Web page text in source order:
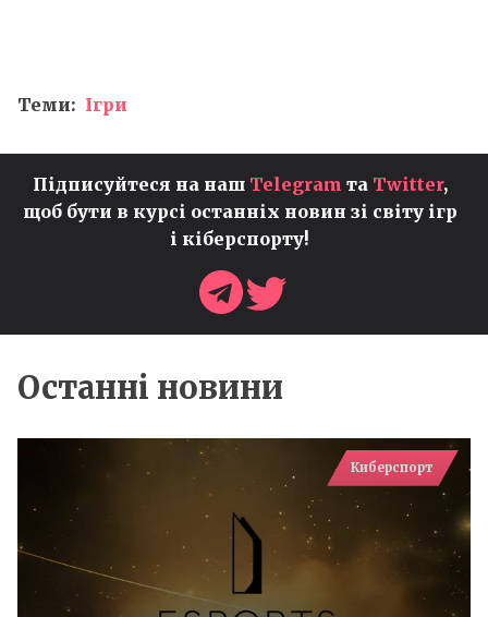
Теми: Ігри
Підписуйтеся на наш Telegram та Twitter,
щоб бути в курсі останніх новин зі світу ігр
і кіберспорту!
Останні новини
Киберспорт